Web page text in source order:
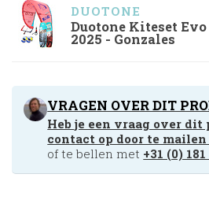
DUOTONE
Duotone Kiteset Evo
2025 - Gonzales
VRAGEN OVER DIT
Heb je een vraag over dit
contact op door te
of te bellen met +31 (0)